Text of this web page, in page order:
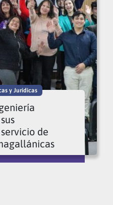
y Jurídicas
de